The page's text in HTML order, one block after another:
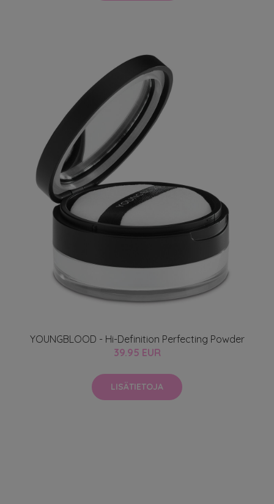
YOUNGBLOOD - Hi-Definition Perfecting Powder
39.95 EUR
LISÄTIETOJA